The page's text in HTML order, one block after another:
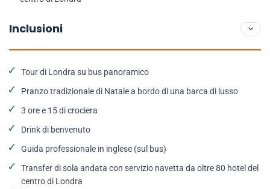
Inclusioni
Tour di Londra su bus panoramico
Pranzo tradizionale di Natale a bordo di una barca di lusso
3 ore e 15 di crociera
Drink di benvenuto
Guida professionale in inglese (sul bus)
Transfer di sola andata con servizio navetta da oltre 80 hotel del
centro di Londra